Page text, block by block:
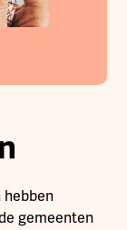
gemeenten